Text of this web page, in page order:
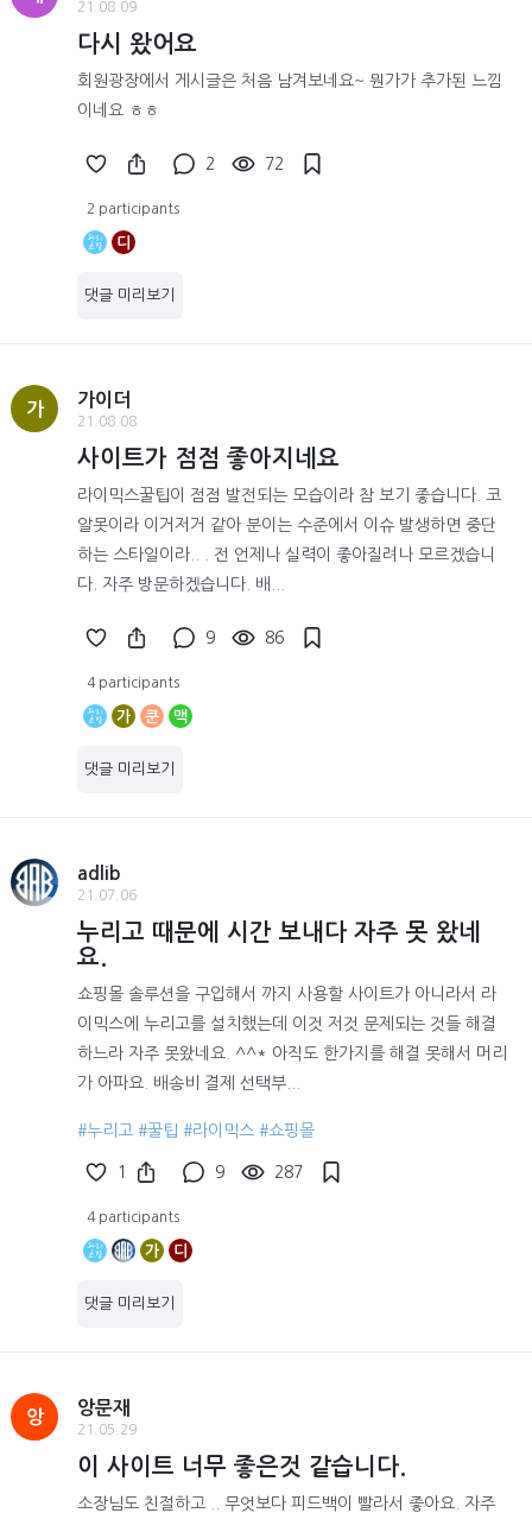
21.08.09
다시 왔어요
회원광장에서 게시글은 처음 남겨보네요~ 뭔가가 추가된 느낌
이네요 ㅎㅎ
2 72
2 participants
디
댓글 미리보기
가
가이더
21.08.08
사이트가 점점 좋아지네요
라이믹스꿀팁이 점점 발전되는 모습이라 참 보기 좋습니다. 코
알못이라 이거저거 같아 분이는 수준에서 이슈 발생하면 중단
하는 스타일이라.. . 전 언제나 실력이 좋아질려나 모르겠습니
다. 자주 방문하겠습니다. 배...
9 86
4 participants
가 쿤 맥
댓글 미리보기
adlib
21.07.06
누리고 때문에 시간 보내다 자주 못 왔네
요.
쇼핑몰 솔루션을 구입해서 까지 사용할 사이트가 아니라서 라
이믹스에 누리고를 설치했는데 이것 저것 문제되는 것들 해결
하느라 자주 못왔네요. ^^* 아직도 한가지를 해결 못해서 머리
가 아파요. 배송비 결제 선택부...
#누리고 #꿀팁 #라이믹스 #쇼핑몰
1 9 287
4 participants
가 디
댓글 미리보기
앙
앙문재
21.05.29
이 사이트 너무 좋은것 같습니다.
소장님도 친절하고 .. 무엇보다 피드백이 빨라서 좋아요. 자주